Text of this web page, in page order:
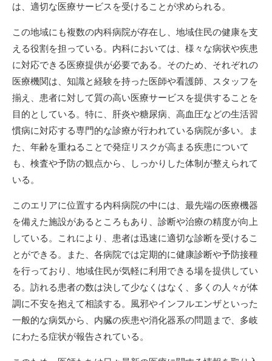
は、適切な医療サービスを受けることが求められる。
この地域にも複数の内科病院が存在し、地域住民の健康を支
える役割を担っている。内科においては、様々な病状や疾患
に対応できる医療提供が必要である。そのため、それぞれの
医療機関は、知識と経験を持った医師や看護師、スタッフを
揃え、患者に対して質の高い医療サービスを提供することを
目的としている。特に、肝炎や糖尿病、高血圧などの生活習
慣病に対応する専門的な診療が行われている病院が多い。ま
た、年齢を重ねることで発症リスクが高まる疾患について
も、検査や予防の観点から、しっかりした体制が整えられて
いる。
このエリアに位置する内科病院の中には、最先端の医療機器
を備えた施設があるところもあり、診断や治療の精度が向上
している。これにより、患者は迅速に適切な診断を受けるこ
とができる。また、各病院では定期的に健康診断や予防接種
を行っており、地域住民が気軽に利用できる場を提供してい
る。訪れる患者の数は決して少なくはなく、多くの人々が体
調に不安を抱えて相談する。風邪やインフルエンザといった
一般的な病気から、内臓の疾患や消化器系の問題まで、多岐
にわたる症状が報告されている。